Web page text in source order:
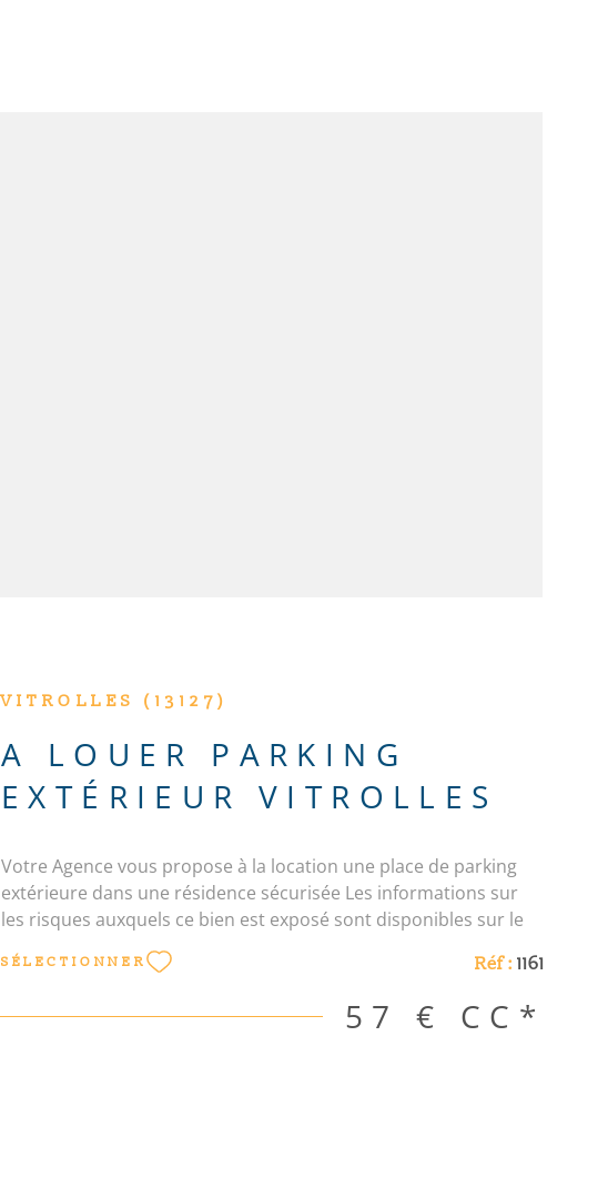
VITROLLES (13127)
A LOUER PARKING
EXTÉRIEUR VITROLLES
Votre Agence vous propose à la location une place de parking
extérieure dans une résidence sécurisée Les informations sur
les risques auxquels ce bien est exposé sont disponibles sur le
site Géorisques : www. georisques. gouv. fr Les informations sur
les risques auxquels ce bien est exposé sont disponibles sur le
SÉLECTIONNER Réf : 1161
57 € CC*